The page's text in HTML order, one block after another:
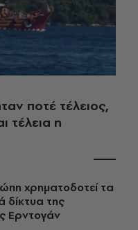
ποτέ τέλειος,
τέλεια η
χρηματοδοτεί τα
δίκτυα της
Ερντογάν